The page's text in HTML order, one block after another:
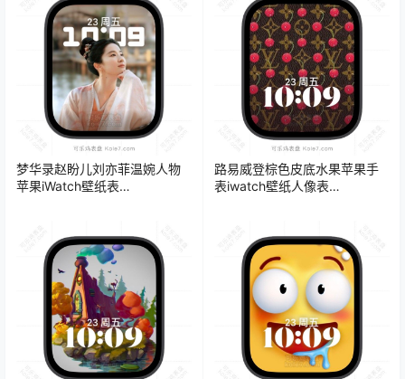
梦华录赵盼儿刘亦菲温婉人物
苹果iWatch壁纸表
路易威登棕色皮底水果苹果手
表iwatch壁纸人像表